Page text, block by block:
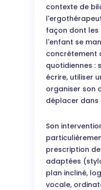
contexte de
façon dont
l'enfant se
concrètement
quotidiennes :
écrire, utiliser
organiser son
déplacer dans
Son
prescription
adaptées
plan incliné,
vocale,